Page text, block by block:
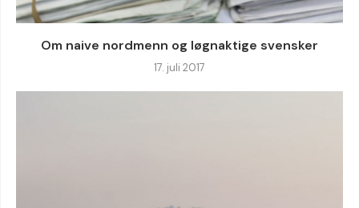
Om naive nordmenn og løgnaktige svensker
17. juli 2017